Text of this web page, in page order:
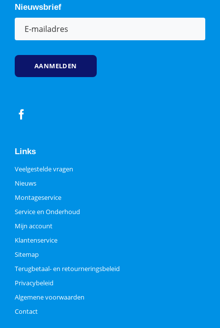
Nieuwsbrief
E-
mailadres(Vereist)
Links
Veelgestelde vragen
Nieuws
Montageservice
Service en Onderhoud
Mijn account
Klantenservice
Sitemap
Terugbetaal- en retourneringsbeleid
Privacybeleid
Algemene voorwaarden
Contact